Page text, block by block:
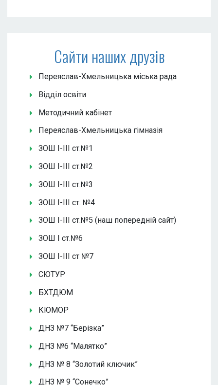
Сайти наших друзів
Переяслав-Хмельницька міська рада
Відділ освіти
Методичний кабінет
Переяслав-Хмельницька гімназія
ЗОШ І-ІІІ ст.№1
ЗОШ І-ІІІ ст.№2
ЗОШ І-ІІІ ст.№3
ЗОШ І-ІІІ ст. №4
ЗОШ І-ІІІ ст.№5 (наш попередній сайт)
ЗОШ І ст.№6
ЗОШ І-ІІІ ст №7
СЮТУР
БХТДЮМ
КЮМОР
ДНЗ №7 “Берізка”
ДНЗ №6 “Малятко”
ДНЗ № 8 “Золотий ключик”
ДНЗ № 9 “Сонечко”